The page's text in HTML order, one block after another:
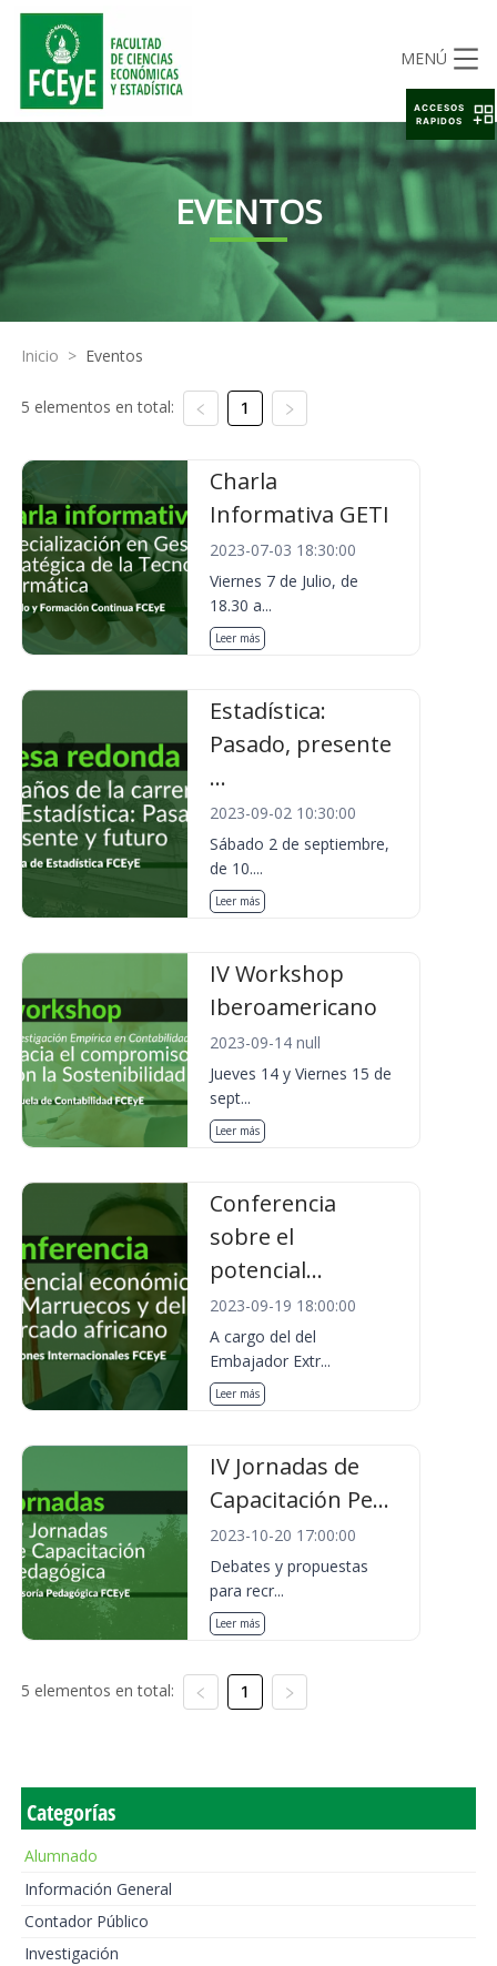
MENÚ
EVENTOS
Inicio > Eventos
5 elementos en total: 1
Charla
Informativa GETI
2023-07-03 18:30:00
Viernes 7 de Julio, de
18.30 a...
Leer más
Estadística:
Pasado, presente
...
2023-09-02 10:30:00
Sábado 2 de septiembre,
de 10....
Leer más
IV Workshop
Iberoamericano
2023-09-14 null
Jueves 14 y Viernes 15 de
sept...
Leer más
Conferencia
sobre el
potencial...
2023-09-19 18:00:00
A cargo del del
Embajador Extr...
Leer más
IV Jornadas de
Capacitación Pe...
2023-10-20 17:00:00
Debates y propuestas
para recr...
Leer más
5 elementos en total: 1
Categorías
Alumnado
Información General
Contador Público
Investigación
ACCESOS
RAPIDOS